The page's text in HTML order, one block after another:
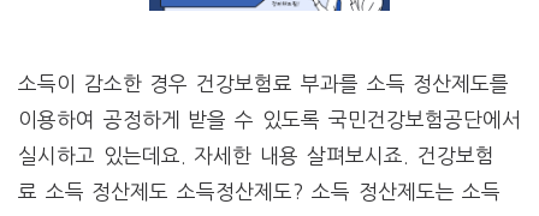
소득이 감소한 경우 건강보험료 부과를 소득 정산제도를
이용하여 공정하게 받을 수 있도록 국민건강보험공단에서
실시하고 있는데요. 자세한 내용 살펴보시죠. 건강보험
료 소득 정산제도 소득정산제도? 소득 정산제도는 소득